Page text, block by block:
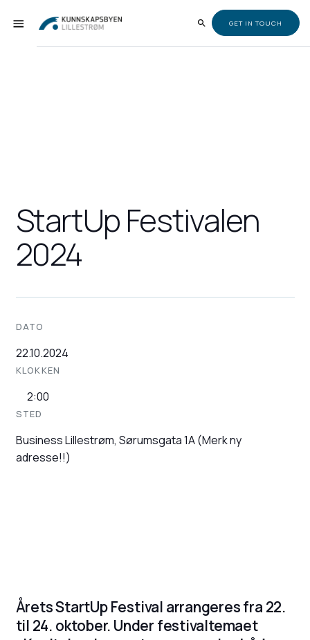
GET IN TOUCH
StartUp Festivalen
2024
DATO
22.10.2024
KLOKKEN
2:00
STED
Business Lillestrøm, Sørumsgata 1A (Merk ny
adresse!!)
Årets StartUp Festival arrangeres fra 22.
til 24. oktober. Under festivaltemaet